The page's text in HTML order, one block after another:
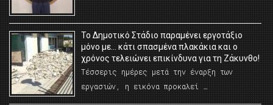
Το Δημοτικό Στάδιο παραμένει εργοτάξιο
μόνο με… κάτι σπασμένα πλακάκια και ο
χρόνος τελειώνει επικίνδυνα για τη Ζάκυνθο!
Τέσσερις ημέρες μετά την έναρξη των
εργασιών, η εικόνα προκαλεί …